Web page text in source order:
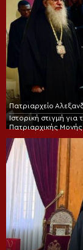
Πατριαρχείο
Ιστορική στιγμή για
Πατριαρχικής Μονής